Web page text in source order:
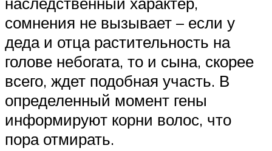
сомнения не вызывает – если у
деда и отца растительность на
голове небогата, то и сына, скорее
всего, ждет подобная участь. В
определенный момент гены
информируют корни волос, что
пора отмирать.